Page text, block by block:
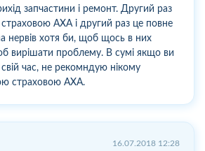
запчастини і ремонт. Другий раз
АХА і другий раз це повне
нервів хотя би, щоб щось в них
вирішати проблему. В сумі якщо ви
свій час, не рекомндую нікому
страховою АХА.
16.07.2018 12:28